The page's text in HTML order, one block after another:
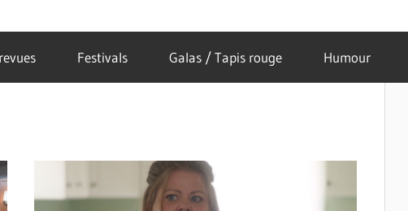
Festivals Galas / Tapis rouge Humour